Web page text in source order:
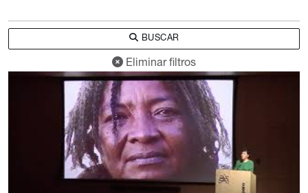
BUSCAR
Eliminar filtros